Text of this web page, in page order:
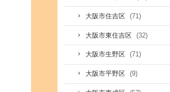
大阪市住吉区 (71)
大阪市東住吉区 (32)
大阪市生野区 (71)
大阪市平野区 (9)